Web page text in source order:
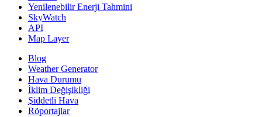
Yenilenebilir Enerji Tahmini
SkyWatch
API
Map Layer
Blog
Weather Generator
Hava Durumu
İklim Değişikliği
Şiddetli Hava
Röportajlar